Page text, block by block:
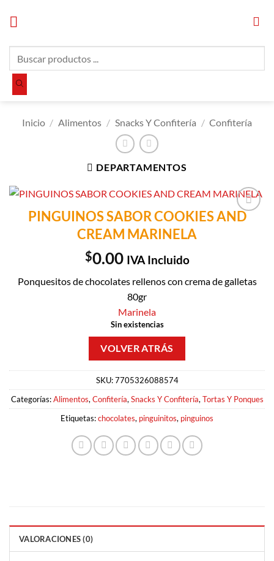
productos
Inicio / Alimentos / Snacks Y Confitería / Confitería
DEPARTAMENTOS
Añadir a
PINGUINOS SABOR COOKIES AND
CREAM MARINELA
$0.00 IVA Incluido
Ponquesitos de chocolates rellenos con crema de galletas
80gr
Marinela
Sin existencias
SKU:7705326088574
Categorías:Alimentos, Confitería, Snacks Y Confitería, Tortas Y Ponques
Etiquetas:chocolates, pinguinitos, pinguinos
VALORACIONES (0)